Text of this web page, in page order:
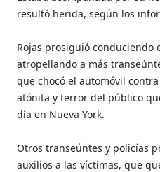
resultó herida, según los
Rojas prosiguió conduciendo
atropellando a más
que chocó el automóvil
atónita y terror del público
día en Nueva York.
Otros transeúntes y policías
auxilios a las víctimas, que